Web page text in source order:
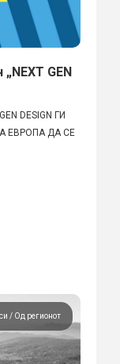
GEN
DESIGN ГИ
ЕВРОПА ДА СЕ
Од регионот